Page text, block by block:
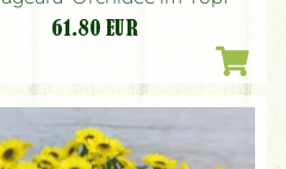
61.80 EUR